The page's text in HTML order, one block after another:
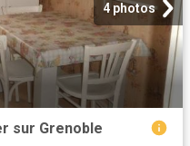
4 photos
sur Grenoble